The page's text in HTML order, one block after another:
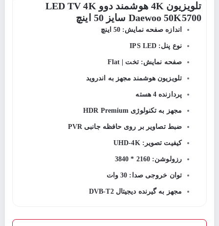
تلویزیون 4K هوشمند دوو LED TV 4K
Daewoo 50K5700 سایز 50 اینچ
اندازه صفحه نمایش: 50 اینچ
نوع پنل: IPS LED
صفحه نمایش: تخت | Flat
تلویزیون هوشمند مجهز به اندروید
پردازنده 4 هسته
مجهز به تکنولوژی HDR Premium
ضبط تصاویر بر روی حافظه جانبی PVR
کیفیت تصویر: UHD-4K
رزولوشن: 2160 * 3840
توان خروجی صدا: 30 وات
مجهز به گیرنده دیجیتال DVB-T2